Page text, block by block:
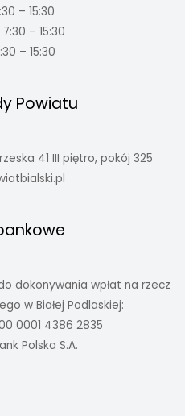
– 15:30
– 15:30
– 15:30
Powiatu
41 III piętro, pokój 325
dokonywania wpłat na rzecz
w Białej Podlaskiej:
0001 4386 2835
Polska S.A.